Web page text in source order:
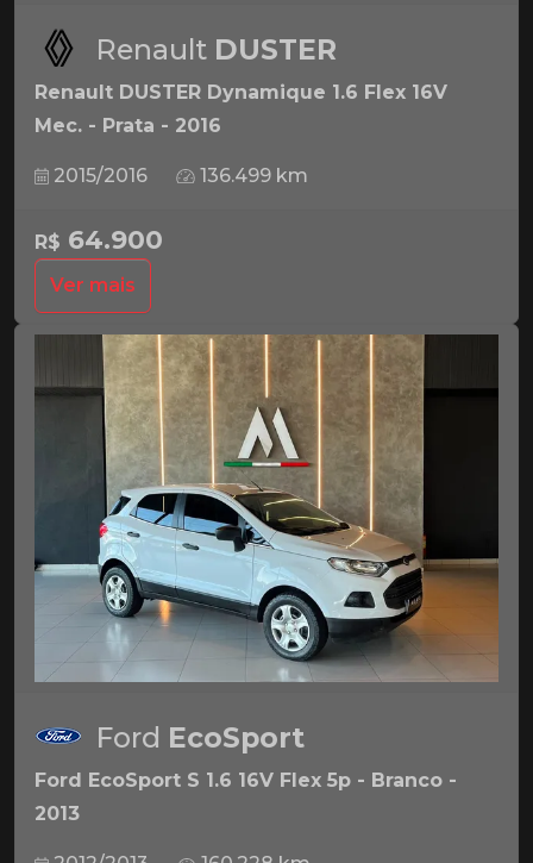
Renault DUSTER
Renault DUSTER Dynamique 1.6 Flex 16V
Mec. - Prata - 2016
2015/2016 136.499 km
R$ 64.900
Ver mais
Ford EcoSport
Ford EcoSport S 1.6 16V Flex 5p - Branco -
2013